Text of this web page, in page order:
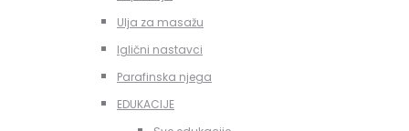
Ulja za masažu
Iglični nastavci
Parafinska njega
EDUKACIJE